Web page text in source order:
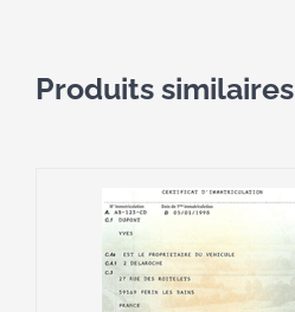
Produits similaires